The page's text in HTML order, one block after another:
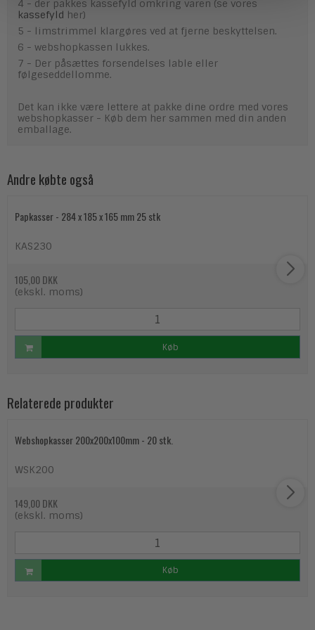
4 - der pakkes kassefyld omkring varen (se vores
kassefyld her)
5 - limstrimmel klargøres ved at fjerne beskyttelsen.
6 - webshopkassen lukkes.
7 - Der påsættes forsendelses lable eller
følgeseddellomme.
Det kan ikke være lettere at pakke dine ordre med vores
webshopkasser - Køb dem her sammen med din anden
emballage.
Andre købte også
Papkasser - 284 x 185 x 165 mm 25 stk
KAS230
105,00 DKK
(ekskl. moms)
Køb
Relaterede produkter
Webshopkasser 200x200x100mm - 20 stk.
WSK200
149,00 DKK
(ekskl. moms)
Køb